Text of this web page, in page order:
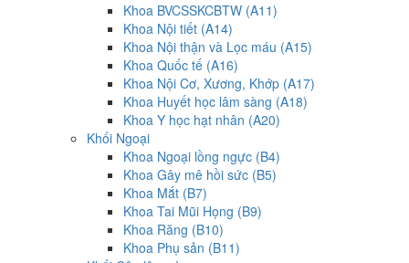
Khoa BVCSSKCBTW (A11)
Khoa Nội tiết (A14)
Khoa Nội thận và Lọc máu (A15)
Khoa Quốc tế (A16)
Khoa Nội Cơ, Xương, Khớp (A17)
Khoa Huyết học lâm sàng (A18)
Khoa Y học hạt nhân (A20)
Khối Ngoại
Khoa Ngoại lồng ngực (B4)
Khoa Gây mê hồi sức (B5)
Khoa Mắt (B7)
Khoa Tai Mũi Họng (B9)
Khoa Răng (B10)
Khoa Phụ sản (B11)